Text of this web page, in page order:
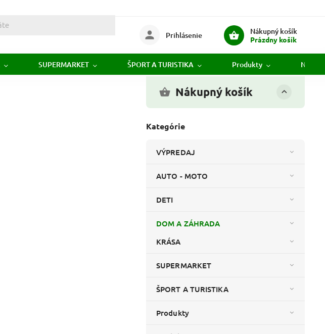
Nákupný košík
Prázdny košík
Prihlásenie
SUPERMARKET ŠPORT A TURISTIKA Produkty
Nákupný košík
Kategórie
VÝPREDAJ
AUTO - MOTO
DETI
DOM A ZÁHRADA
KRÁSA
SUPERMARKET
ŠPORT A TURISTIKA
Produkty